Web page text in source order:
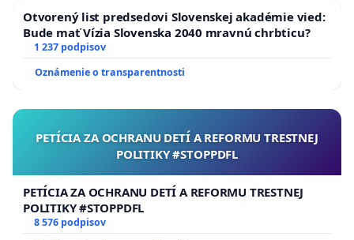
Otvorený list predsedovi Slovenskej akadémie vied:
Bude mať Vízia Slovenska 2040 mravnú chrbticu?
1 237 podpisov
Oznámenie o transparentnosti
PETÍCIA ZA OCHRANU DETÍ A REFORMU TRESTNEJ
POLITIKY #STOPPDFL
PETÍCIA ZA OCHRANU DETÍ A REFORMU TRESTNEJ
POLITIKY #STOPPDFL
8 576 podpisov